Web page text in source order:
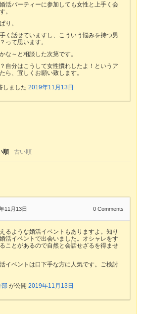
活パーティーに参加しても女性と上手く会
。
り。
く話せていますし、こういう悩みを持つ男
って思います。
な～と相談した次第です。
自分はこうして女性慣れしたよ！というア
ら、宜しくお願い致します。
しました 2019年11月13日
順 古い順
11月13日 0 Comments
るような婚活イベントもありますよ。知り
活イベントで出会いました。オシャレをす
ことがあるので自然と会話せざるを得ませ
イベントは口下手な方に人気です。ご検討
部 が公開 2019年11月13日